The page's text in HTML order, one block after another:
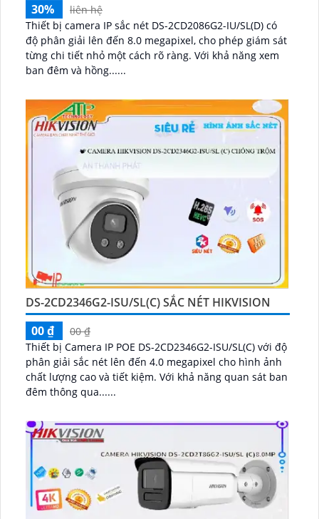
30%
liên hệ
Thiết bị camera IP sắc nét DS-2CD2086G2-IU/SL(D) có
độ phân giải lên đến 8.0 megapixel, cho phép giám sát
từng chi tiết nhỏ một cách rõ ràng. Với khả năng xem
ban đêm và hồng......
DS-2CD2346G2-ISU/SL(C) SẮC NÉT HIKVISION
00 ₫
00 ₫
Thiết bị Camera IP POE DS-2CD2346G2-ISU/SL(C) với độ
phân giải sắc nét lên đến 4.0 megapixel cho hình ảnh
chất lượng cao và tiết kiệm. Với khả năng quan sát ban
đêm thông qua......